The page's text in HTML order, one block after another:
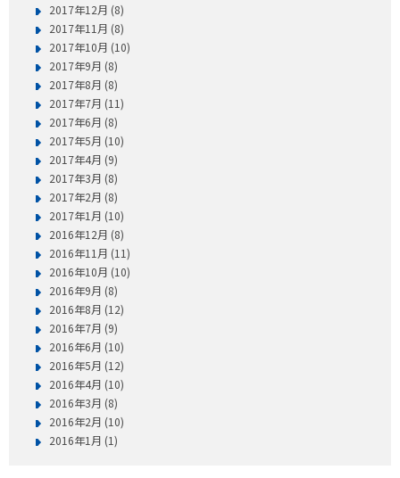
2017年12月 (8)
2017年11月 (8)
2017年10月 (10)
2017年9月 (8)
2017年8月 (8)
2017年7月 (11)
2017年6月 (8)
2017年5月 (10)
2017年4月 (9)
2017年3月 (8)
2017年2月 (8)
2017年1月 (10)
2016年12月 (8)
2016年11月 (11)
2016年10月 (10)
2016年9月 (8)
2016年8月 (12)
2016年7月 (9)
2016年6月 (10)
2016年5月 (12)
2016年4月 (10)
2016年3月 (8)
2016年2月 (10)
2016年1月 (1)